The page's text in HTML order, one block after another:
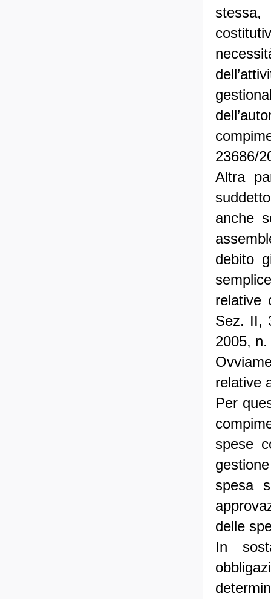
23686/
Altra
anche
debito
relative
Sez. II,
2005,
relative
Per
spese
spesa
delle
In